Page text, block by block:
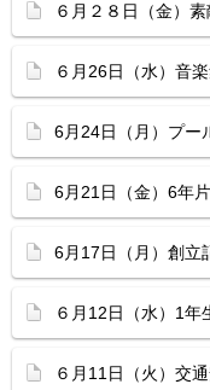
６月２８日（金）
６月26日（水）音
6月24日（月）プー
6月21日（金）6年
6月17日（月）創立
６月12日（水）1年
６月11日（火）交